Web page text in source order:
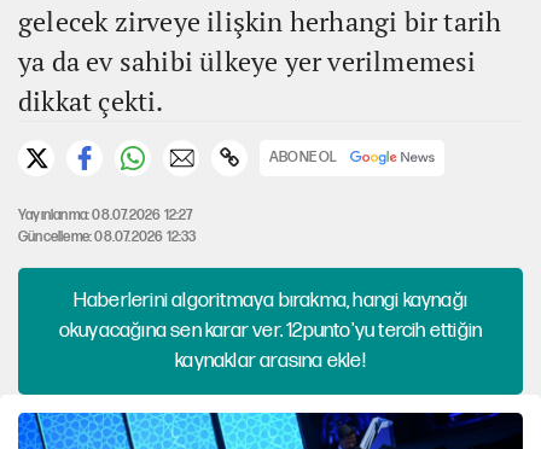
gelecek zirveye ilişkin herhangi bir tarih
ya da ev sahibi ülkeye yer verilmemesi
dikkat çekti.
ABONE OL
Yayınlanma: 08.07.2026 12:27
Güncelleme: 08.07.2026 12:33
Haberlerini algoritmaya bırakma, hangi kaynağı
okuyacağına sen karar ver. 12punto'yu tercih ettiğin
kaynaklar arasına ekle!